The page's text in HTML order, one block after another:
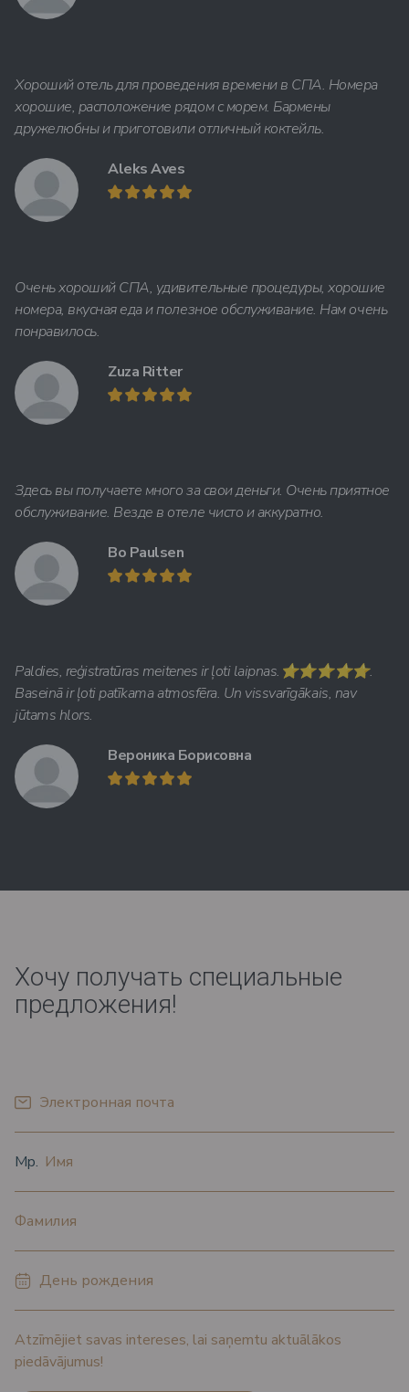
Хороший отель для проведения времени в СПА. Номера
хорошие, расположение рядом с морем. Бармены
дружелюбны и приготовили отличный коктейль.
Aleks Aves
Очень хороший СПА, удивительные процедуры, хорошие
номера, вкусная еда и полезное обслуживание. Нам очень
понравилось.
Zuza Ritter
Здесь вы получаете много за свои деньги. Очень приятное
обслуживание. Везде в отеле чисто и аккуратно.
Bo Paulsen
Paldies, reģistratūras meitenes ir ļoti laipnas.⭐️⭐️⭐️⭐️⭐️.
Baseinā ir ļoti patīkama atmosfēra. Un vissvarīgākais, nav
jūtams hlors.
Вероника Борисовна
Хочу получать специальные
предложения!
Электронная почта*
Oбращение
Имя
Фамилия
День рождения *
Atzīmējiet savas intereses, lai saņemtu aktuālākos
piedāvājumus!